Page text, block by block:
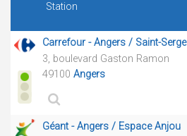
Station
Carrefour - Angers / Saint-Serge
3, boulevard Gaston Ramon
49100 Angers
Géant - Angers / Espace Anjou